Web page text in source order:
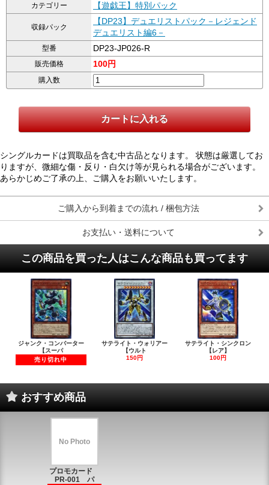
カテゴリー 【遊戯王】特別パック
収録パック
【DP23】デュエリストパック－レジェンド
デュエリスト編6－
型番 DP23-JP026-R
販売価格 100円
購入数
シングルカードは買取品を含む中古品となります。 状態は厳選してお
りますが、微細な傷・反り・白欠け等が見られる場合がございます。
あらかじめご了承の上、ご購入をお願いいたします。
ご購入から到着までの流れ / 梱包方法
お支払い・送料について
この商品を買った人はこんな商品も買ってます
ジャンク・コンバーター
【スーパ
売り切れ中
サテライト・ウォリアー
【ウルト
150円
サテライト・シンクロン
【レア】
100円
おすすめ商品
No Photo
プロモカード
PR-001 パ